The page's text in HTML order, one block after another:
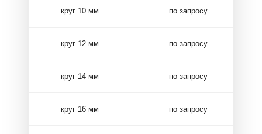
круг 10 мм по запросу
круг 12 мм по запросу
круг 14 мм по запросу
круг 16 мм по запросу